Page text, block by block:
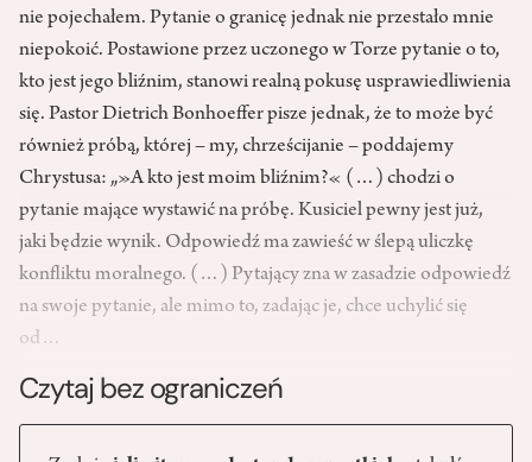
nie pojechałem. Pytanie o granicę jednak nie przestało mnie
niepokoić. Postawione przez uczonego w Torze pytanie o to,
kto jest jego bliźnim, stanowi realną pokusę usprawiedliwienia
się. Pastor Dietrich Bonhoeffer pisze jednak, że to może być
również próbą, której – my, chrześcijanie – poddajemy
Chrystusa: „»A kto jest moim bliźnim?« (…) chodzi o
pytanie mające wystawić na próbę. Kusiciel pewny jest już,
jaki będzie wynik. Odpowiedź ma zawieść w ślepą uliczkę
konfliktu moralnego. (…) Pytający zna w zasadzie odpowiedź
na swoje pytanie, ale mimo to, zadając je, chce uchylić się
od…
Czytaj bez ograniczeń